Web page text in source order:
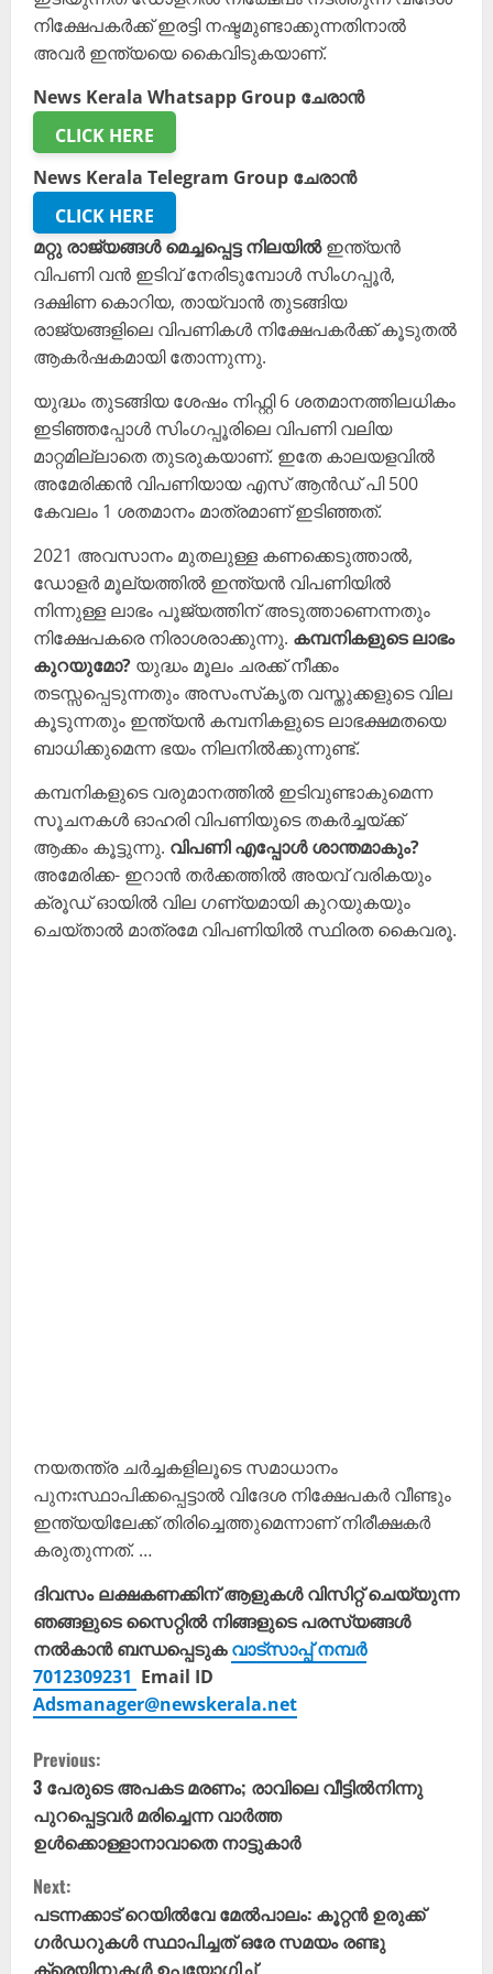
നിക്ഷേപകര്‍ക്ക് ഇരട്ടി നഷ്ടമുണ്ടാക്കുന്നതിനാല്‍
അവര്‍ ഇന്ത്യയെ കൈവിടുകയാണ്.
News Kerala Whatsapp Group ചേരാൻ
CLICK HERE
News Kerala Telegram Group ചേരാൻ
CLICK HERE
മറ്റു രാജ്യങ്ങള്‍ മെച്ചപ്പെട്ട നിലയില്‍ഇന്ത്യന്‍
വിപണി വന്‍ ഇടിവ് നേരിടുമ്പോള്‍ സിംഗപ്പൂര്‍,
ദക്ഷിണ കൊറിയ, തായ്വാന്‍ തുടങ്ങിയ
രാജ്യങ്ങളിലെ വിപണികള്‍ നിക്ഷേപകര്‍ക്ക് കൂടുതല്‍
ആകര്‍ഷകമായി തോന്നുന്നു.
യുദ്ധം തുടങ്ങിയ ശേഷം നിഫ്റ്റി 6 ശതമാനത്തിലധികം
ഇടിഞ്ഞപ്പോള്‍ സിംഗപ്പൂരിലെ വിപണി വലിയ
മാറ്റമില്ലാതെ തുടരുകയാണ്. ഇതേ കാലയളവില്‍
അമേരിക്കന്‍ വിപണിയായ എസ് ആന്‍ഡ് പി 500
കേവലം 1 ശതമാനം മാത്രമാണ് ഇടിഞ്ഞത്.
2021 അവസാനം മുതലുള്ള കണക്കെടുത്താല്‍,
ഡോളര്‍ മൂല്യത്തില്‍ ഇന്ത്യന്‍ വിപണിയില്‍
നിന്നുള്ള ലാഭം പൂജ്യത്തിന് അടുത്താണെന്നതും
നിക്ഷേപകരെ നിരാശരാക്കുന്നു. കമ്പനികളുടെ ലാഭം
കുറയുമോ? യുദ്ധം മൂലം ചരക്ക് നീക്കം
തടസ്സപ്പെടുന്നതും അസംസ്‌കൃത വസ്തുക്കളുടെ വില
കൂടുന്നതും ഇന്ത്യന്‍ കമ്പനികളുടെ ലാഭക്ഷമതയെ
ബാധിക്കുമെന്ന ഭയം നിലനില്‍ക്കുന്നുണ്ട്.
കമ്പനികളുടെ വരുമാനത്തില്‍ ഇടിവുണ്ടാകുമെന്ന
സൂചനകള്‍ ഓഹരി വിപണിയുടെ തകര്‍ച്ചയ്ക്ക്
ആക്കം കൂട്ടുന്നു. വിപണി എപ്പോള്‍ ശാന്തമാകും?
അമേരിക്ക- ഇറാന്‍ തര്‍ക്കത്തില്‍ അയവ് വരികയും
ക്രൂഡ് ഓയില്‍ വില ഗണ്യമായി കുറയുകയും
ചെയ്താല്‍ മാത്രമേ വിപണിയില്‍ സ്ഥിരത കൈവരൂ.
നയതന്ത്ര ചര്‍ച്ചകളിലൂടെ സമാധാനം
പുനഃസ്ഥാപിക്കപ്പെട്ടാല്‍ വിദേശ നിക്ഷേപകര്‍ വീണ്ടും
ഇന്ത്യയിലേക്ക് തിരിച്ചെത്തുമെന്നാണ് നിരീക്ഷകര്‍
കരുതുന്നത്. …
ദിവസം ലക്ഷകണക്കിന് ആളുകൾ വിസിറ്റ് ചെയ്യുന്ന
ഞങ്ങളുടെ സൈറ്റിൽ നിങ്ങളുടെ പരസ്യങ്ങൾ
നൽകാൻ ബന്ധപ്പെടുകവാട്സാപ്പ് നമ്പർ
7012309231 Email ID
Adsmanager@newskerala.net
C
o
n
t
i
Previous:
3 പേരുടെ അപകട മരണം; രാവിലെ വീട്ടിൽനിന്നു
പുറപ്പെട്ടവർ മരിച്ചെന്ന വാർത്ത
ഉൾക്കൊള്ളാനാവാതെ നാട്ടുകാർ
Next:
പടന്നക്കാട് റെയിൽവേ മേ‍ൽപാലം: കൂറ്റൻ ഉരുക്ക്
ഗർഡറുകൾ സ്ഥാപിച്ചത് ഒരേ സമയം രണ്ടു
ക്രെയിനുകൾ ഉപയോഗിച്ച്